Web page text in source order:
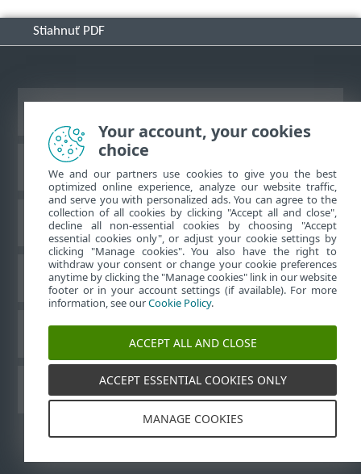
Stiahnuť PDF
Databáza znalostí ESET
ESET Fórum
Technická podpora
Používateľské príručky ESET
1992-2026ESET, spol. s r. o. Všetky práva vyhradené.
Your account, your cookies
choice
We and our partners use cookies to give you the best
optimized online experience, analyze our website traffic,
and serve you with personalized ads. You can agree to the
collection of all cookies by clicking "Accept all and close",
decline all non-essential cookies by choosing "Accept
essential cookies only", or adjust your cookie settings by
clicking "Manage cookies". You also have the right to
withdraw your consent or change your cookie preferences
anytime by clicking the "Manage cookies" link in our website
footer or in your account settings (if available). For more
information, see ourCookie Policy.
ACCEPT ALL AND CLOSE
ACCEPT ESSENTIAL COOKIES ONLY
MANAGE COOKIES